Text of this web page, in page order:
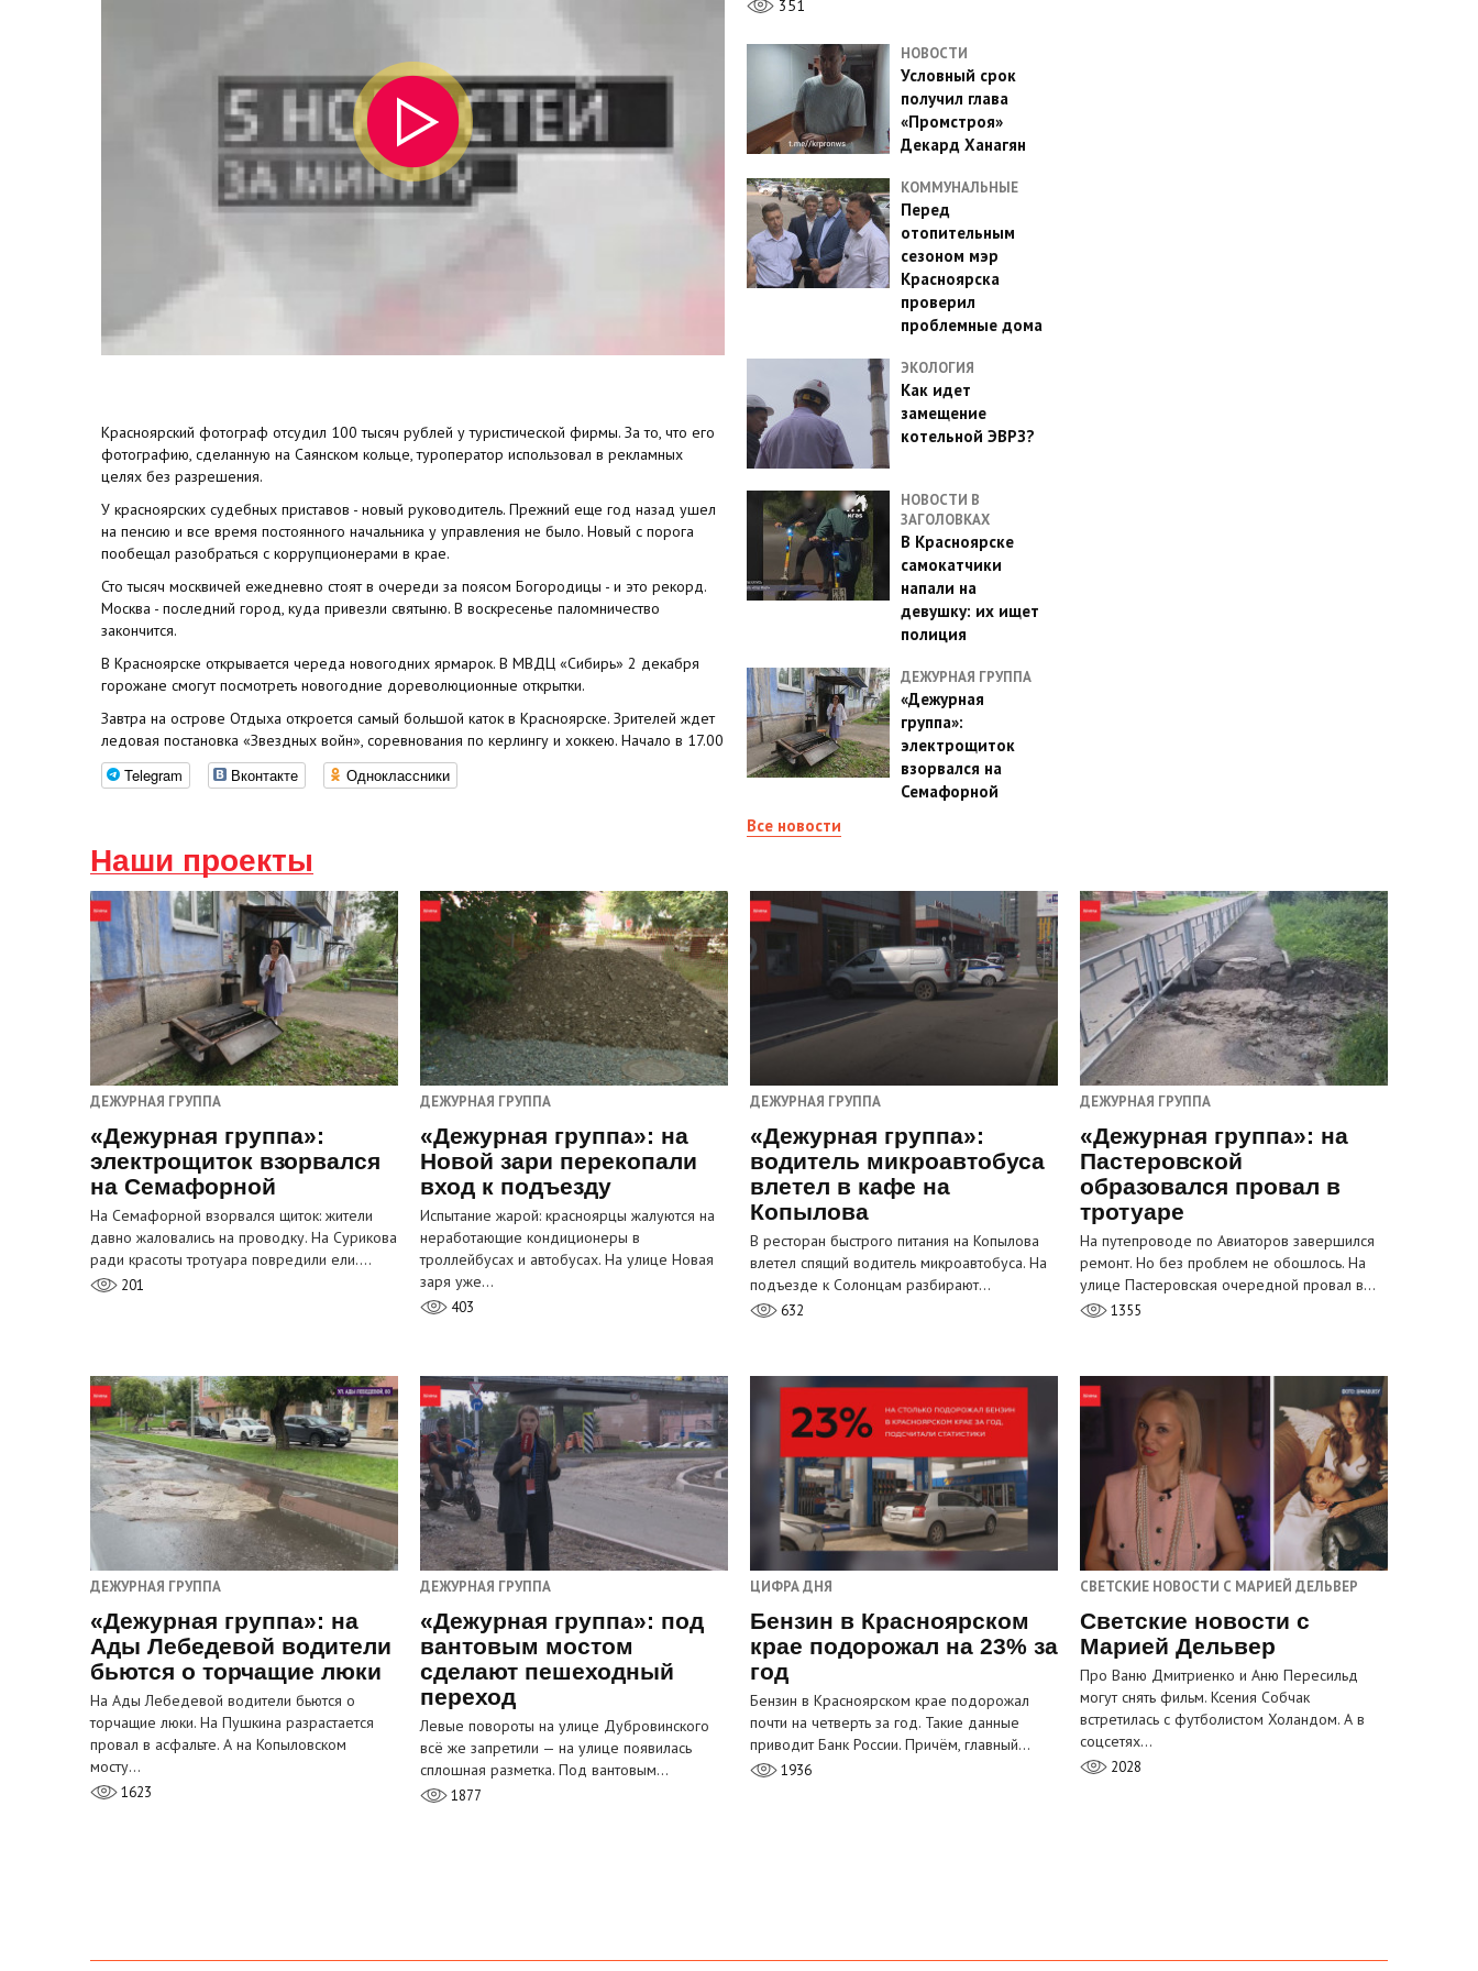
Красноярский фотограф отсудил 100 тысяч рублей у туристической фирмы. За то, что его
фотографию, сделанную на Саянском кольце, туроператор использовал в рекламных
целях без разрешения.
У красноярских судебных приставов - новый руководитель. Прежний еще год назад ушел
на пенсию и все время постоянного начальника у управления не было. Новый с порога
пообещал разобраться с коррупционерами в крае.
Сто тысяч москвичей ежедневно стоят в очереди за поясом Богородицы - и это рекорд.
Москва - последний город, куда привезли святыню. В воскресенье паломничество
закончится.
В Красноярске открывается череда новогодних ярмарок. В МВДЦ «Сибирь» 2 декабря
горожане смогут посмотреть новогодние дореволюционные открытки.
Завтра на острове Отдыха откроется самый большой каток в Красноярске. Зрителей ждет
ледовая постановка «Звездных войн», соревнования по керлингу и хоккею. Начало в 17.00
Telegram Вконтакте Одноклассники
351
НОВОСТИ
Условный срок
получил глава
«Промстроя»
Декард Ханагян
КОММУНАЛЬНЫЕ
Перед
отопительным
сезоном мэр
Красноярска
проверил
проблемные дома
ЭКОЛОГИЯ
Как идет
замещение
котельной ЭВРЗ?
НОВОСТИ В
ЗАГОЛОВКАХ
В Красноярске
самокатчики
напали на
девушку: их ищет
полиция
ДЕЖУРНАЯ ГРУППА
«Дежурная
группа»:
электрощиток
взорвался на
Семафорной
Все новости
Наши проекты
ДЕЖУРНАЯ ГРУППА
«Дежурная группа»:
электрощиток взорвался
на Семафорной
На Семафорной взорвался щиток: жители
давно жаловались на проводку. На Сурикова
ради красоты тротуара повредили ели.…
201
ДЕЖУРНАЯ ГРУППА
«Дежурная группа»: на
Новой зари перекопали
вход к подъезду
Испытание жарой: красноярцы жалуются на
неработающие кондиционеры в
троллейбусах и автобусах. На улице Новая
заря уже…
403
ДЕЖУРНАЯ ГРУППА
«Дежурная группа»:
водитель микроавтобуса
влетел в кафе на
Копылова
В ресторан быстрого питания на Копылова
влетел спящий водитель микроавтобуса. На
подъезде к Солонцам разбирают…
632
ДЕЖУРНАЯ ГРУППА
«Дежурная группа»: на
Пастеровской
образовался провал в
тротуаре
На путепроводе по Авиаторов завершился
ремонт. Но без проблем не обошлось. На
улице Пастеровская очередной провал в…
1355
ДЕЖУРНАЯ ГРУППА
«Дежурная группа»: на
Ады Лебедевой водители
бьются о торчащие люки
На Ады Лебедевой водители бьются о
торчащие люки. На Пушкина разрастается
провал в асфальте. А на Копыловском
мосту…
1623
ДЕЖУРНАЯ ГРУППА
«Дежурная группа»: под
вантовым мостом
сделают пешеходный
переход
Левые повороты на улице Дубровинского
всё же запретили — на улице появилась
сплошная разметка. Под вантовым…
1877
ЦИФРА ДНЯ
Бензин в Красноярском
крае подорожал на 23% за
год
Бензин в Красноярском крае подорожал
почти на четверть за год. Такие данные
приводит Банк России. Причём, главный…
1936
СВЕТСКИЕ НОВОСТИ С МАРИЕЙ ДЕЛЬВЕР
Светские новости с
Марией Дельвер
Про Ваню Дмитриенко и Аню Пересильд
могут снять фильм. Ксения Собчак
встретилась с футболистом Холандом. А в
соцсетях…
2028